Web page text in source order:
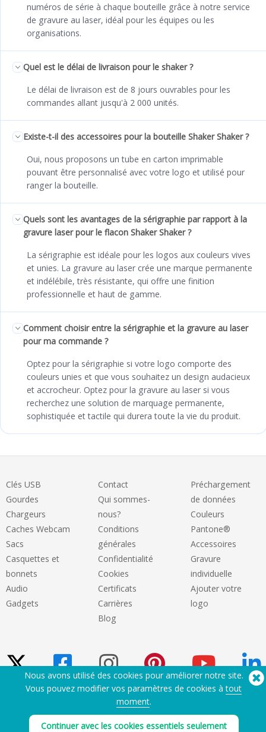
numéros de série à chaque bouteille grâce à notre service
de gravure au laser, idéal pour les équipes ou les
organisations.
Quel est le délai de livraison pour le shaker ?
Le délai de livraison est de 8 jours ouvrables pour les
commandes allant jusqu'à 2 000 unités.
Existe-t-il des accessoires pour la bouteille Shaker Shaker ?
Oui, nous proposons un tube en carton imprimable
pouvant être personnalisé avec votre logo et utilisé pour
ranger la bouteille.
Quels sont les avantages de la sérigraphie par rapport à la
gravure laser pour le flacon Shaker Shaker ?
La sérigraphie est idéale pour les logos aux couleurs vives
et unies. La gravure au laser crée une marque permanente
et indélébile, très résistante, qui offre une finition
professionnelle et haut de gamme.
Comment choisir entre la sérigraphie et la gravure au laser
pour ma commande ?
Optez pour la sérigraphie si votre logo comporte des
couleurs unies et que vous souhaitez un design audacieux
et accrocheur. Optez pour la gravure au laser si vous
recherchez une solution de marquage permanente,
sophistiquée et tactile qui durera toute la vie du produit.
Clés USB
Gourdes
Chargeurs
Caches Webcam
Sacs
Casquettes et
bonnets
Audio
Gadgets
Contact
Qui sommes-
nous?
Conditions
générales
Confidentialité
Cookies
Certificats
Carrières
Blog
Préchargement
de données
Couleurs
Pantone®
Accessoires
Gravure
individuelle
Ajouter votre
logo
Besoin d'aide? Tel :
Copyright © 2026 Flashbay
Nous avons utilisé des cookies pour améliorer notre site.
Vous pouvez modifier vos paramètres de cookies àtout
moment.
Continuer avec les cookies essentiels seulement